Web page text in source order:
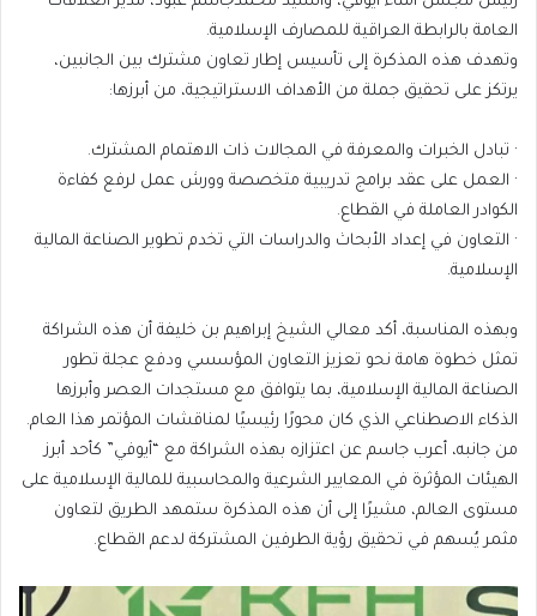
العامة بالرابطة العراقية للمصارف الإسلامية.
وتهدف هذه المذكرة إلى تأسيس إطار تعاون مشترك بين الجانبين،
يرتكز على تحقيق جملة من الأهداف الاستراتيجية، من أبرزها:
· تبادل الخبرات والمعرفة في المجالات ذات الاهتمام المشترك.
· العمل على عقد برامج تدريبية متخصصة وورش عمل لرفع كفاءة
الكوادر العاملة في القطاع.
· التعاون في إعداد الأبحاث والدراسات التي تخدم تطوير الصناعة المالية
الإسلامية.
وبهذه المناسبة، أكد معالي الشيخ إبراهيم بن خليفة أن هذه الشراكة
تمثل خطوة هامة نحو تعزيز التعاون المؤسسي ودفع عجلة تطور
الصناعة المالية الإسلامية، بما يتوافق مع مستجدات العصر وأبرزها
الذكاء الاصطناعي الذي كان محورًا رئيسيًا لمناقشات المؤتمر هذا العام.
من جانبه، أعرب جاسم عن اعتزازه بهذه الشراكة مع “أيوفي” كأحد أبرز
الهيئات المؤثرة في المعايير الشرعية والمحاسبية للمالية الإسلامية على
مستوى العالم، مشيرًا إلى أن هذه المذكرة ستمهد الطريق لتعاون
مثمر يُسهم في تحقيق رؤية الطرفين المشتركة لدعم القطاع.